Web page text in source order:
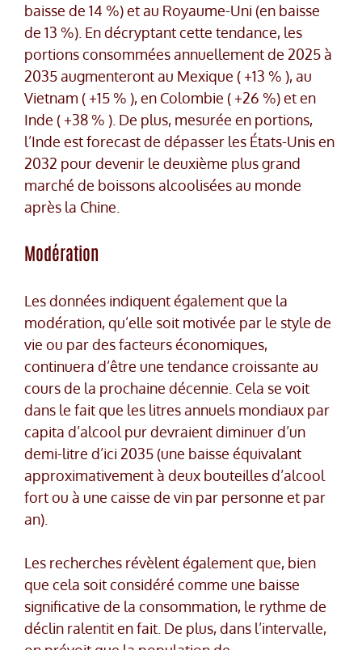
baisse de 14 %) et au Royaume-Uni (en baisse
de 13 %). En décryptant cette tendance, les
portions consommées annuellement de 2025 à
2035 augmenteront au Mexique ( +13 % ), au
Vietnam ( +15 % ), en Colombie ( +26 %) et en
Inde ( +38 % ). De plus, mesurée en portions,
l’Inde est forecast de dépasser les États-Unis en
2032 pour devenir le deuxième plus grand
marché de boissons alcoolisées au monde
après la Chine.
Modération
Les données indiquent également que la
modération, qu’elle soit motivée par le style de
vie ou par des facteurs économiques,
continuera d’être une tendance croissante au
cours de la prochaine décennie. Cela se voit
dans le fait que les litres annuels mondiaux par
capita d’alcool pur devraient diminuer d’un
demi-litre d’ici 2035 (une baisse équivalant
approximativement à deux bouteilles d’alcool
fort ou à une caisse de vin par personne et par
an).
Les recherches révèlent également que, bien
que cela soit considéré comme une baisse
significative de la consommation, le rythme de
déclin ralentit en fait. De plus, dans l’intervalle,